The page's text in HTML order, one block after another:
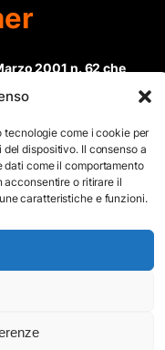
tecnologie come i cookie per
dispositivo. Il consenso a
dati come il comportamento
acconsentire o ritirare il
caratteristiche e funzioni.
2001 n. 62 che
di “Informazione
detentori del
specifica
di testi e
specificato, è
riprodotto e
o cartaceo senza
dello staff di ”Il Mare